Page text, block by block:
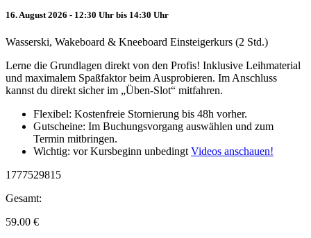
16. August 2026 - 12:30 Uhr bis 14:30 Uhr
Wasserski, Wakeboard & Kneeboard Einsteigerkurs (2 Std.)
Lerne die Grundlagen direkt von den Profis! Inklusive Leihmaterial
und maximalem Spaßfaktor beim Ausprobieren. Im Anschluss
kannst du direkt sicher im „Üben-Slot“ mitfahren.
Flexibel: Kostenfreie Stornierung bis 48h vorher.
Gutscheine: Im Buchungsvorgang auswählen und zum
Termin mitbringen.
Wichtig: vor Kursbeginn unbedingt Videos anschauen!
1777529815
Gesamt:
59.00 €